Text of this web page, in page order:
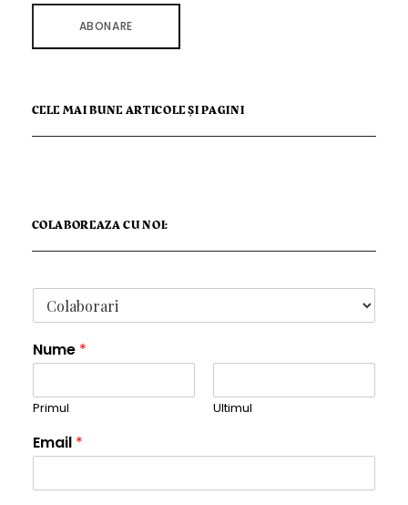
ABONARE
CELE MAI BUNE ARTICOLE ȘI PAGINI
COLABOREAZA CU NOI:
Nume *
Primul Ultimul
Email *